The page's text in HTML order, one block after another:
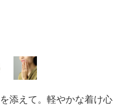
添えて。軽やかな着け心